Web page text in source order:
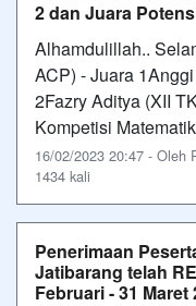
2 dan Juara
Alhamdulillah..
ACP) - Juara
2Fazry Aditya (XII
Kompetisi
16/02/2023 20:47 - Oleh
1434 kali
Penerimaan
Jatibarang telah
Februari - 31 Maret